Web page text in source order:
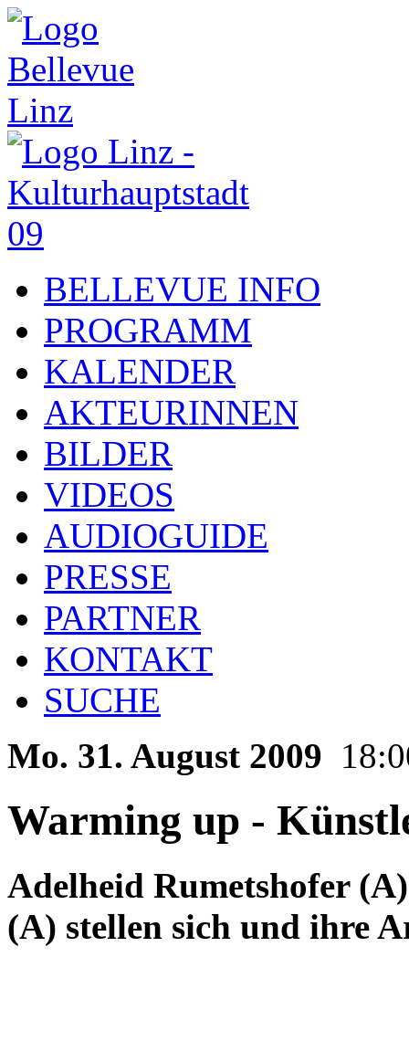
BELLEVUE INFO
PROGRAMM
KALENDER
AKTEURINNEN
BILDER
VIDEOS
AUDIOGUIDE
PRESSE
PARTNER
KONTAKT
SUCHE
Mo. 31. August 2009
Warming up -
Adelheid Rumetshofer
(A) stellen sich und ihre